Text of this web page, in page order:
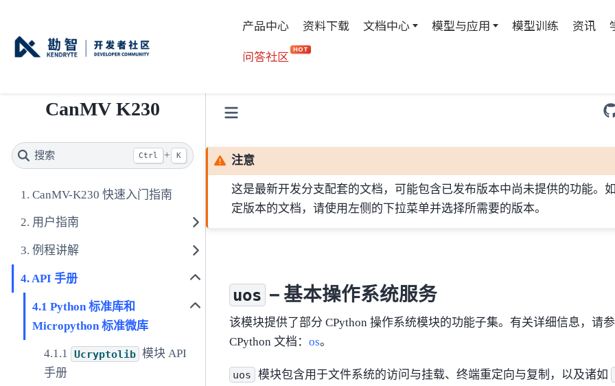
产品中心 资料下载 文档中心 模型与应用 模型训练 资讯
问答社区 HOT
CanMV K230
搜索 Ctrl + K
CanMV-K230 快速入门指南
用户指南
例程讲解
API 手册
Python 标准库和
Micropython 标准微库
Ucryptolib 模块 API
手册
注意
这是最新开发分支配套的文档，可能包含已发布版本中尚未提供的功能。
定版本的文档，请使用左侧的下拉菜单并选择所需要的版本。
uos – 基本操作系统服务
该模块提供了部分 CPython 操作系统模块的功能子集。有关详细信息，请
CPython 文档： os。
uos 模块包含用于文件系统的访问与挂载、终端重定向与复制，以及诸如